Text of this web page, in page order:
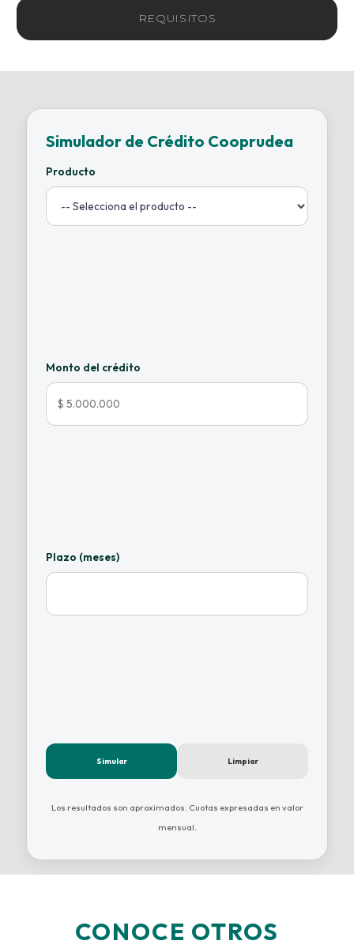
REQUISITOS
Simulador de Crédito Cooprudea
Producto
Monto del crédito
Plazo (meses)
Simular Limpiar
Los resultados son aproximados. Cuotas expresadas en valor
mensual.
CONOCE OTROS